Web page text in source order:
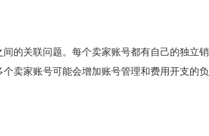
的关联问题。每个卖家账号都有自己的独立销
卖家账号可能会增加账号管理和费用开支的负